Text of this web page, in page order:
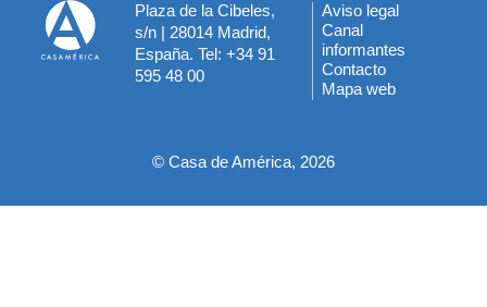
Plaza de la Cibeles,
s/n | 28014 Madrid,
España. Tel: +34 91
595 48 00
Menú
del
pie
Aviso legal
Canal
informantes
Contacto
Mapa web
© Casa de América, 2026